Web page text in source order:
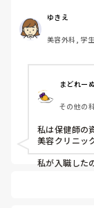
公務員に行くこ
元々、美容看護
大学の教授に
看護師も目指
その後のキャ
いけば良いの
ゆきえ
美容外科, 学
まどれー
その他の
私は保健師の
美容クリニッ
私が入職した